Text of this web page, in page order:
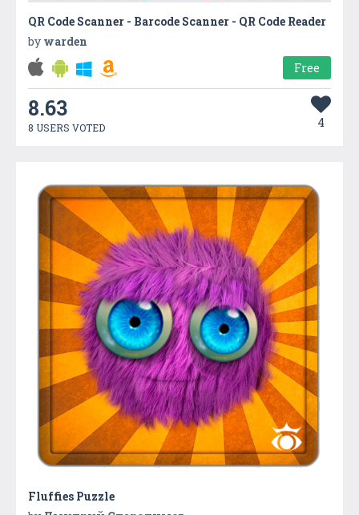
QR Code Scanner - Barcode Scanner - QR Code Reader
by warden
Free
8.63
8 USERS VOTED 4
Fluffies Puzzle